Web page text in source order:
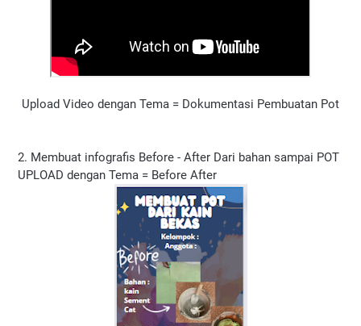
Upload Video dengan Tema = Dokumentasi Pembuatan Pot
2. Membuat infografis Before - After Dari bahan sampai POT
UPLOAD dengan Tema = Before After